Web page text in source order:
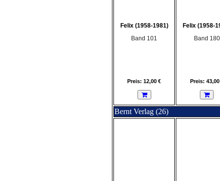
Felix (1958-1981)
Band 101
Preis: 12,00 €
Felix (1958-
Band 180
Preis: 43,00
Bernt Verlag (26)